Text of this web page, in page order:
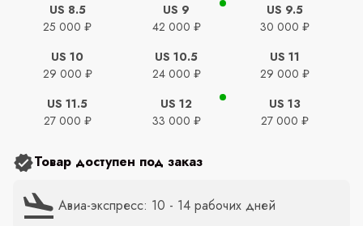
US 8.5
25 000 ₽
US 9
42 000 ₽
US 9.5
30 000 ₽
US 10
29 000 ₽
US 10.5
24 000 ₽
US 11
29 000 ₽
US 11.5
27 000 ₽
US 12
33 000 ₽
US 13
27 000 ₽
Товар доступен под заказ
Авиа-экспресс: 10 - 14 рабочих дней